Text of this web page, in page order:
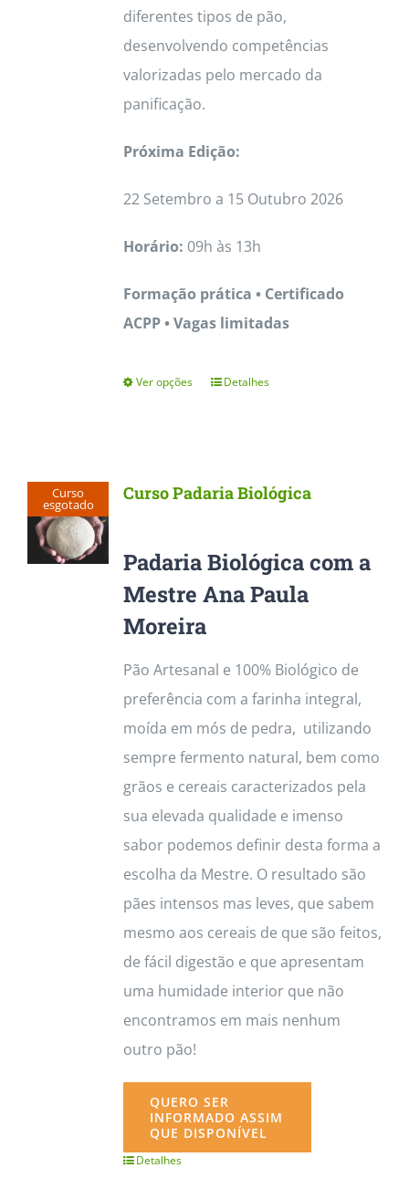
diferentes tipos de pão,
desenvolvendo competências
valorizadas pelo mercado da
panificação.
Próxima Edição:
22 Setembro a 15 Outubro 2026
Horário: 09h às 13h
Formação prática • Certificado
ACPP • Vagas limitadas
Ver opções
This
variants.
options
may
on
the
product
page
Detalhes
Curso
esgotado
Curso Padaria Biológica
Padaria Biológica com a
Mestre Ana Paula
Moreira
Pão Artesanal e 100% Biológico de
preferência com a farinha integral,
moída em mós de pedra, utilizando
sempre fermento natural, bem como
grãos e cereais caracterizados pela
sua elevada qualidade e imenso
sabor podemos definir desta forma a
escolha da Mestre. O resultado são
pães intensos mas leves, que sabem
mesmo aos cereais de que são feitos,
de fácil digestão e que apresentam
uma humidade interior que não
encontramos em mais nenhum
outro pão!
QUERO SER
INFORMADO ASSIM
QUE DISPONÍVEL
Detalhes